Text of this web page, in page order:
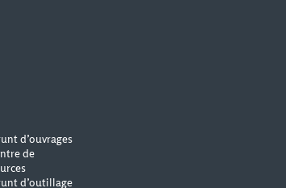
d’ouvrages
de
d’outillage